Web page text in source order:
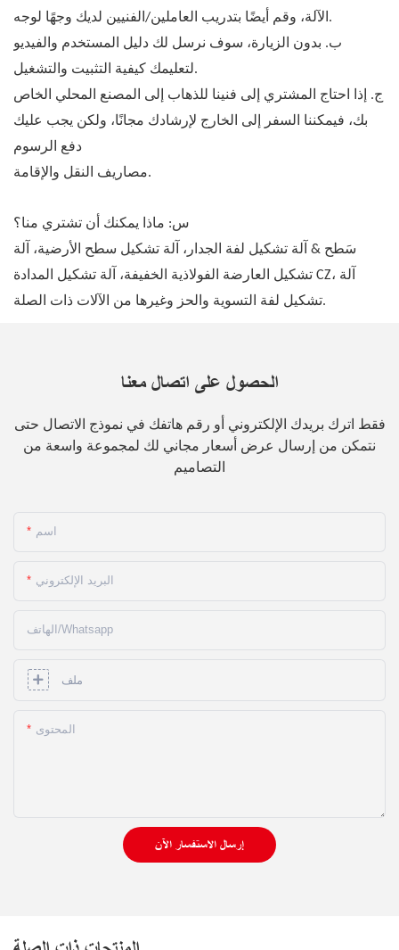
الآلة، وقم أيضًا بتدريب العاملين/الفنيين لديك وجهًا لوجه.
ب. بدون الزيارة، سوف نرسل لك دليل المستخدم والفيديو
لتعليمك كيفية التثبيت والتشغيل.
ج. إذا احتاج المشتري إلى فنينا للذهاب إلى المصنع المحلي الخاص
بك، فيمكننا السفر إلى الخارج لإرشادك مجانًا، ولكن يجب عليك
دفع الرسوم
مصاريف النقل والإقامة.
س: ماذا يمكنك أن تشتري منا؟
سَطح & آلة تشكيل لفة الجدار، آلة تشكيل سطح الأرضية، آلة
تشكيل العارضة الفولاذية الخفيفة، آلة تشكيل المدادة CZ، آلة
تشكيل لفة التسوية والحز وغيرها من الآلات ذات الصلة.
الحصول على اتصال معنا
فقط اترك بريدك الإلكتروني أو رقم هاتفك في نموذج الاتصال حتى
نتمكن من إرسال عرض أسعار مجاني لك لمجموعة واسعة من
التصاميم
اسم
البريد الإلكتروني
الهاتف/whatsapp
ملف
المحتوى
إرسال الاستفسار الآن